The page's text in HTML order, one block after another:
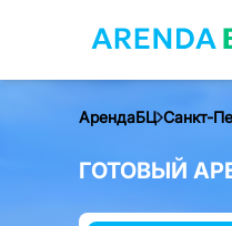
АрендаБЦ Санкт-
ГОТОВЫЙ